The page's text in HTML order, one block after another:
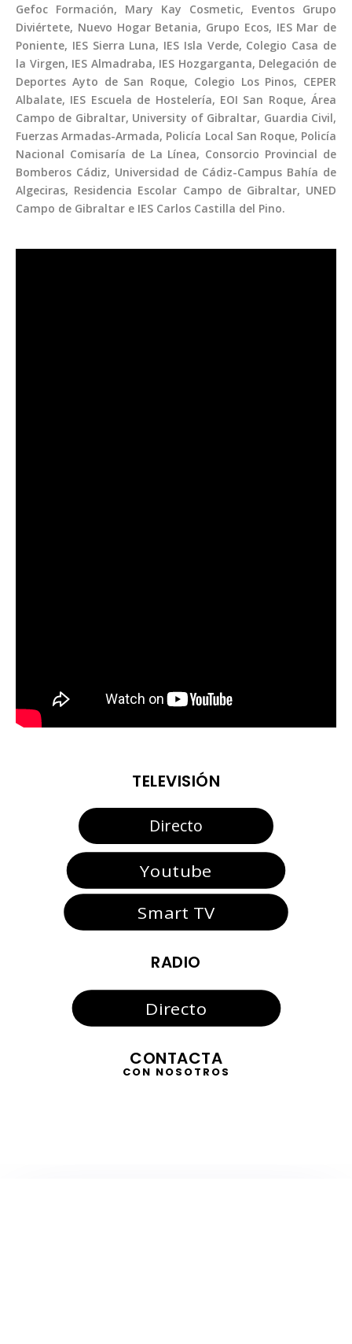
Gefoc Formación, Mary Kay Cosmetic, Eventos Grupo
Diviértete, Nuevo Hogar Betania, Grupo Ecos, IES Mar de
Poniente, IES Sierra Luna, IES Isla Verde, Colegio Casa de
la Virgen, IES Almadraba, IES Hozgarganta, Delegación de
Deportes Ayto de San Roque, Colegio Los Pinos, CEPER
Albalate, IES Escuela de Hostelería, EOI San Roque, Área
Campo de Gibraltar, University of Gibraltar, Guardia Civil,
Fuerzas Armadas-Armada, Policía Local San Roque, Policía
Nacional Comisaría de La Línea, Consorcio Provincial de
Bomberos Cádiz, Universidad de Cádiz-Campus Bahía de
Algeciras, Residencia Escolar Campo de Gibraltar, UNED
Campo de Gibraltar e IES Carlos Castilla del Pino.
TELEVISIÓN
Directo
Youtube
Smart TV
RADIO
Directo
CONTACTA
CON NOSOTROS